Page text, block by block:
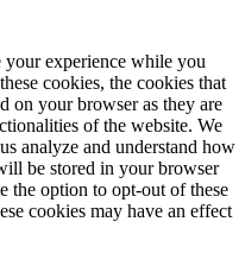
your experience while you
cookies, the cookies that
on your browser as they are
of the website. We
analyze and understand how
be stored in your browser
the option to opt-out of these
cookies may have an effect